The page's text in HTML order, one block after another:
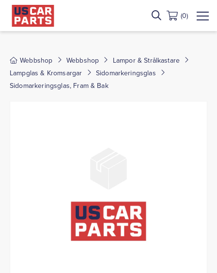
(0)
Webbshop Webbshop
Lampor & Strålkastare
Lampglas & Kromsargar
Sidomarkeringsglas
Sidomarkeringsglas, Fram & Bak